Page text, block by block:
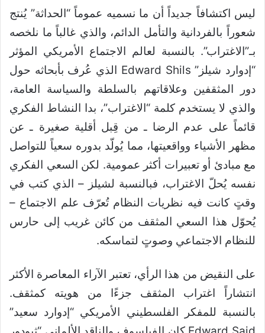
ليس اكتشافاً جديداً أن ما نسميه عموماً “الحداثة” يُنتج
شعوراً بالفردانية والتأمل الدائم، والذي غالباً ما نلخصه
بـ”الاغتراب”. بالنسبة لعالم الاجتماع الأمريكي المؤثر
“إدوارد شيلز” Edward Shils الذي عُرف بأبحاثه حول
دور المثقفين وعلاقاتهم بالسلطة والسياسة العامة،
والذي لا يستخدم كلمة “الاغتراب”، بدا النشاط الفكري
قائماً على عدم الرضا ـ من قِبل أقلية صغيرة ـ عن
مظهر الأشياء وواقعيتها، مما يُولّد بدوره سعياً للتواصل
مع مبادئ أو تعبيرات أكثر عمومية. لكن السعي الفكري
نفسه يُحلّ الاغتراب، فبالنسبة لشيلز – الذي كتب في
وقتٍ كانت فيه نظريات النظام تُعرّف علم الاجتماع –
يُحوّل هذا السعي المثقف من كائن غريب إلى حارس
للنظام الاجتماعي وصوتٍ لتماسكه.
على النقيض من هذا الرأي، تعتبر الآراء المعاصرة الأكثر
انتشاراً اغتراب المثقف جزءًا من هويته كمثقف.
بالنسبة للمفكر الفلسطيني الأمريكي “إدوارد سعيد”